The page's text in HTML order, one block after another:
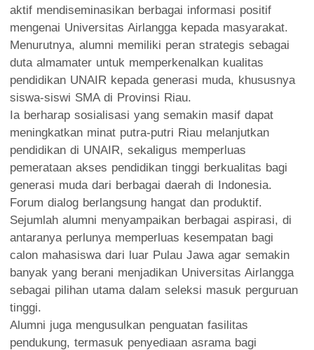
aktif mendiseminasikan berbagai informasi positif
mengenai Universitas Airlangga kepada masyarakat.
Menurutnya, alumni memiliki peran strategis sebagai
duta almamater untuk memperkenalkan kualitas
pendidikan UNAIR kepada generasi muda, khususnya
siswa-siswi SMA di Provinsi Riau.
Ia berharap sosialisasi yang semakin masif dapat
meningkatkan minat putra-putri Riau melanjutkan
pendidikan di UNAIR, sekaligus memperluas
pemerataan akses pendidikan tinggi berkualitas bagi
generasi muda dari berbagai daerah di Indonesia.
Forum dialog berlangsung hangat dan produktif.
Sejumlah alumni menyampaikan berbagai aspirasi, di
antaranya perlunya memperluas kesempatan bagi
calon mahasiswa dari luar Pulau Jawa agar semakin
banyak yang berani menjadikan Universitas Airlangga
sebagai pilihan utama dalam seleksi masuk perguruan
tinggi.
Alumni juga mengusulkan penguatan fasilitas
pendukung, termasuk penyediaan asrama bagi